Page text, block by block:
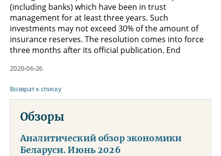
(including banks) which have been in trust
management for at least three years. Such
investments may not exceed 30% of the amount of
insurance reserves. The resolution comes into force
three months after its official publication. End
2020-06-26
Возврат к списку
Обзоры
Аналитический обзор экономики
Беларуси. Июнь 2026